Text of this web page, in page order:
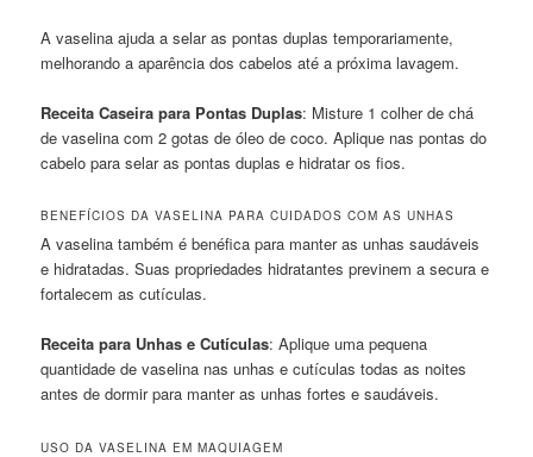
A vaselina ajuda a selar as pontas duplas temporariamente,
melhorando a aparência dos cabelos até a próxima lavagem.
Receita Caseira para Pontas Duplas: Misture 1 colher de chá
de vaselina com 2 gotas de óleo de coco. Aplique nas pontas do
cabelo para selar as pontas duplas e hidratar os fios.
BENEFÍCIOS DA VASELINA PARA CUIDADOS COM AS UNHAS
A vaselina também é benéfica para manter as unhas saudáveis
e hidratadas. Suas propriedades hidratantes previnem a secura e
fortalecem as cutículas.
Receita para Unhas e Cutículas: Aplique uma pequena
quantidade de vaselina nas unhas e cutículas todas as noites
antes de dormir para manter as unhas fortes e saudáveis.
USO DA VASELINA EM MAQUIAGEM